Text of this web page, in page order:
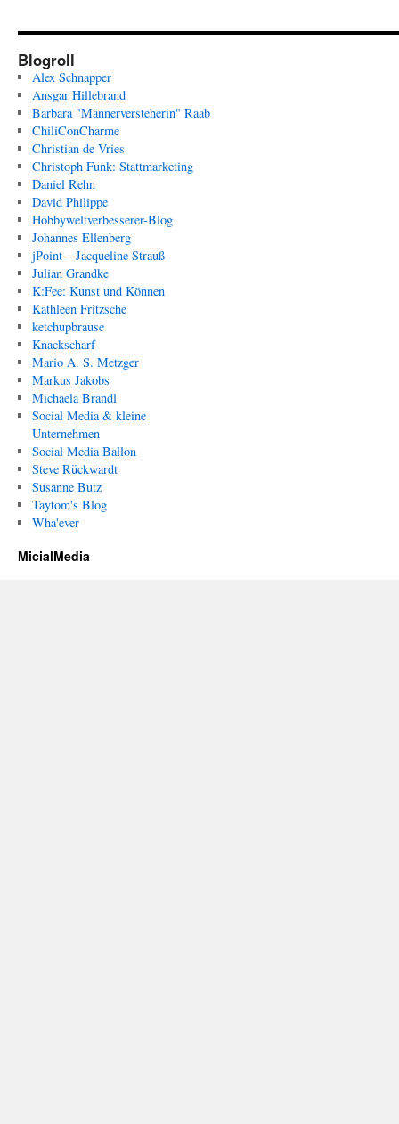
Blogroll
Alex Schnapper
Ansgar Hillebrand
Barbara "Männerversteherin" Raab
ChiliConCharme
Christian de Vries
Christoph Funk: Stattmarketing
Daniel Rehn
David Philippe
Hobbyweltverbesserer-Blog
Johannes Ellenberg
jPoint – Jacqueline Strauß
Julian Grandke
K:Fee: Kunst und Können
Kathleen Fritzsche
ketchupbrause
Knackscharf
Mario A. S. Metzger
Markus Jakobs
Michaela Brandl
Social Media & kleine
Unternehmen
Social Media Ballon
Steve Rückwardt
Susanne Butz
Taytom's Blog
Wha'ever
MicialMedia